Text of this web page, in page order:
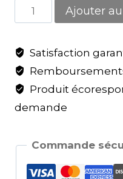
Ajouter
Satisfaction
Produit
demande
Commande